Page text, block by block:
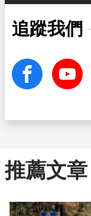
追蹤我們
facebook Youtube
推薦文章